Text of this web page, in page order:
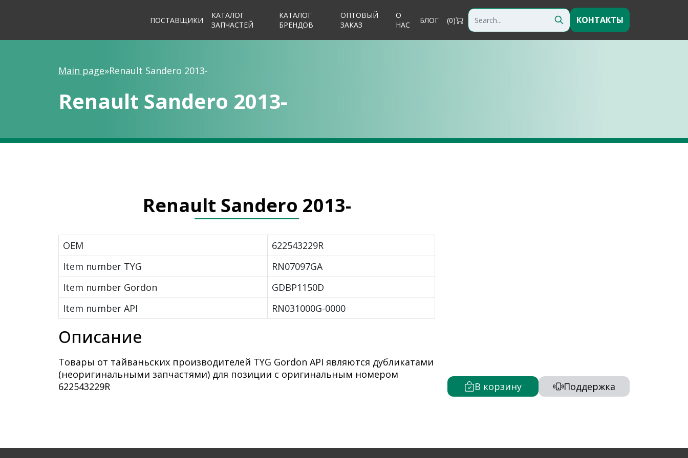
ПОСТАВЩИКИ
КАТАЛОГ
ЗАПЧАСТЕЙ
КАТАЛОГ
БРЕНДОВ
ОПТОВЫЙ
ЗАКАЗ
О
НАС
БЛОГ (0) КОНТАКТЫ
Main page»Renault Sandero 2013-
Renault Sandero 2013-
В корзину Поддержка
Renault Sandero 2013-
OEM
622543229R
Item number TYG
RN07097GA
Item number Gordon
GDBP1150D
Item number API
RN031000G-0000
Описание
Товары от тайваньских производителей TYG Gordon API являются дубликатами
(неоригинальными запчастями) для позиции с оригинальным номером
622543229R